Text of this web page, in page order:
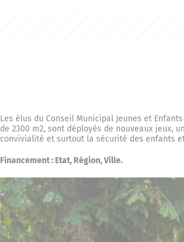
Les élus du Conseil Municipal Jeunes et
de 2300 m2, sont déployés de nouveaux jeux,
convivialité et surtout la sécurité des enfants
Financement : Etat, Région, Ville.